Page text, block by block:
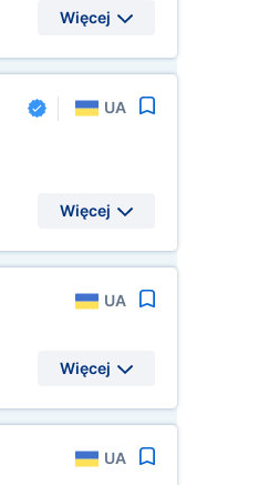
Więcej
UA
Więcej
UA
Więcej
UA